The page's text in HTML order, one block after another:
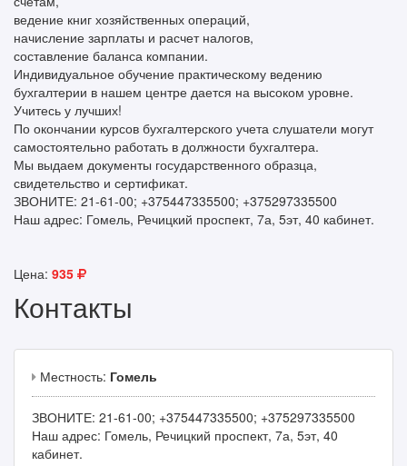
ведение книг хозяйственных операций,
начисление зарплаты и расчет налогов,
составление баланса компании.
Индивидуальное обучение практическому ведению
бухгалтерии в нашем центре дается на высоком уровне.
Учитесь у лучших!
По окончании курсов бухгалтерского учета слушатели могут
самостоятельно работать в должности бухгалтера.
Мы выдаем документы государственного образца,
свидетельство и сертификат.
ЗВОНИТЕ: 21-61-00; +375447335500; +375297335500
Наш адрес: Гомель, Речицкий проспект, 7а, 5эт, 40 кабинет.
Цена: 935
Контакты
Местность: Гомель
ЗВОНИТЕ: 21-61-00; +375447335500; +375297335500
Наш адрес: Гомель, Речицкий проспект, 7а, 5эт, 40
кабинет.